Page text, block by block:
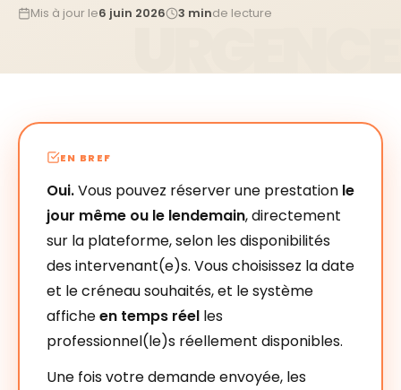
Mis à jour le6 juin 2026 3 minde lecture
EN BREF
Oui.Vous pouvez réserver une prestation le
jour même ou le lendemain, directement
sur la plateforme, selon les disponibilités
des intervenant(e)s. Vous choisissez la date
et le créneau souhaités, et le système
afficheen temps réel les
professionnel(le)s réellement disponibles.
Une fois votre demande envoyée, les